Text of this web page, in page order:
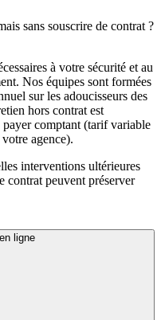
sans souscrire de contrat ?
à votre sécurité et au
Nos équipes sont formées
sur les adoucisseurs des
hors contrat est
comptant (tarif variable
agence).
interventions ultérieures
contrat peuvent préserver
ligne